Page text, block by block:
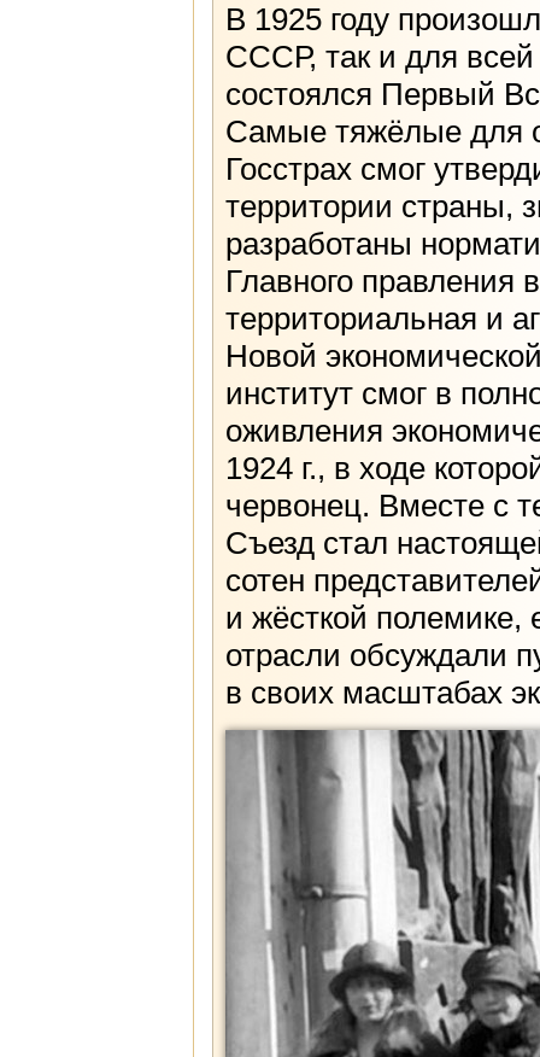
В 1925 году
СССР, так и для всей
состоялся Первый
Самые тяжёлые для
Госстрах смог
территории страны,
разработаны
Главного правления
территориальная и
Новой
институт смог в
оживления
1924 г., в ходе
червонец. Вместе с
Съезд стал
сотен
и жёсткой
отрасли обсуждали
в своих масштабах